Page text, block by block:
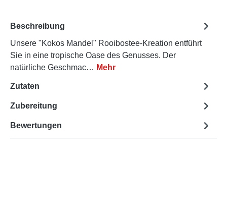
Beschreibung
Unsere "Kokos Mandel" Rooibostee-Kreation entführt
Sie in eine tropische Oase des Genusses. Der
natürliche Geschmac… Mehr
Zutaten
Zubereitung
Bewertungen